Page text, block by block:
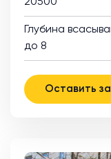
Глубина
до 8
Оставить